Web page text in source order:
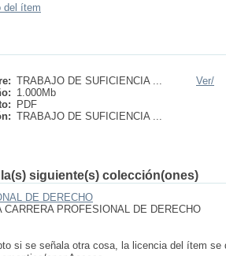
del ítem
TRABAJO DE SUFICIENCIA ...
1.000Mb
PDF
TRABAJO DE SUFICIENCIA ...
Ver/
siguiente(s) colección(ones)
DE DERECHO
CARRERA PROFESIONAL DE DERECHO
si se señala otra cosa, la licencia del ítem se